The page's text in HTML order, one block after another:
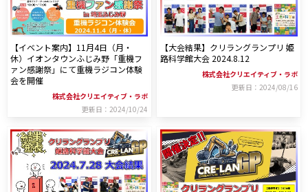
【イベント案内】11月4日（月・
休）イオンタウンふじみ野「重機フ
ァン感謝祭」にて重機ラジコン体験
会を開催
株式会社クリエイティブ・ラボ
更新日：2024/10/24
【大会結果】クリラングランプリ 姫
路科学館大会 2024.8.12
株式会社クリエイティブ・ラボ
更新日：2024/08/16